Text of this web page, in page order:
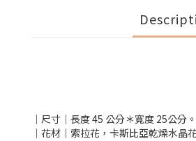
｜尺寸｜長度 45 公分＊寬度 25公分。
｜花材｜索拉花，卡斯比亞乾燥水晶